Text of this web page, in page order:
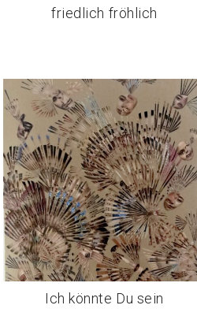
friedlich fröhlich
Ich könnte Du sein